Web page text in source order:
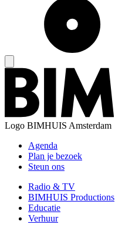
Logo BIMHUIS Amsterdam
Agenda
Plan je bezoek
Steun ons
Radio & TV
BIMHUIS Productions
Educatie
Verhuur